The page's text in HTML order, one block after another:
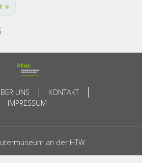
»
UNS
KONTAKT
IMPRESSUM
an der HTW